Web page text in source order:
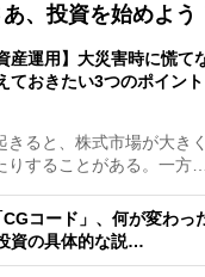
、投資を始めよう
産運用】大災害時に慌て
ておきたい3つのポイン
ると、株式市場が大き
りすることがある。一方…
コード」、何が変わっ
資の具体的な説…